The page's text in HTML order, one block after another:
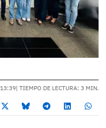
13:39| TIEMPO DE LECTURA: 3 MIN.